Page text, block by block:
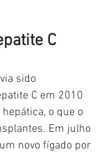
C
sido
C em 2010
o que o
Em julho
novo fígado por